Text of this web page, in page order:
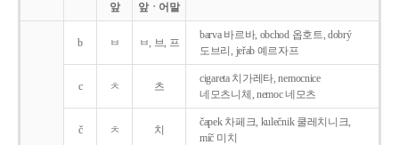
앞
앞ㆍ어말
b ㅂ ㅂ, 브, 프
barva 바르바, obchod 옵호트, dobrý
도브리, jeřab 예르자프
c ㅊ 츠
cigareta 치가레타, nemocnice
네모츠니체, nemoc 네모츠
č ㅊ 치
čapek 차페크, kulečnik 쿨레치니크,
míč 미치